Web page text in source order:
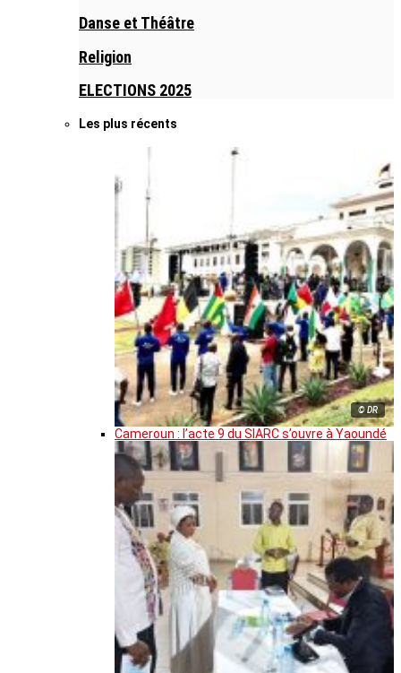
Danse et Théâtre
Religion
ELECTIONS 2025
Les plus récents
© DR
Cameroun : l’acte 9 du SIARC s’ouvre à Yaoundé